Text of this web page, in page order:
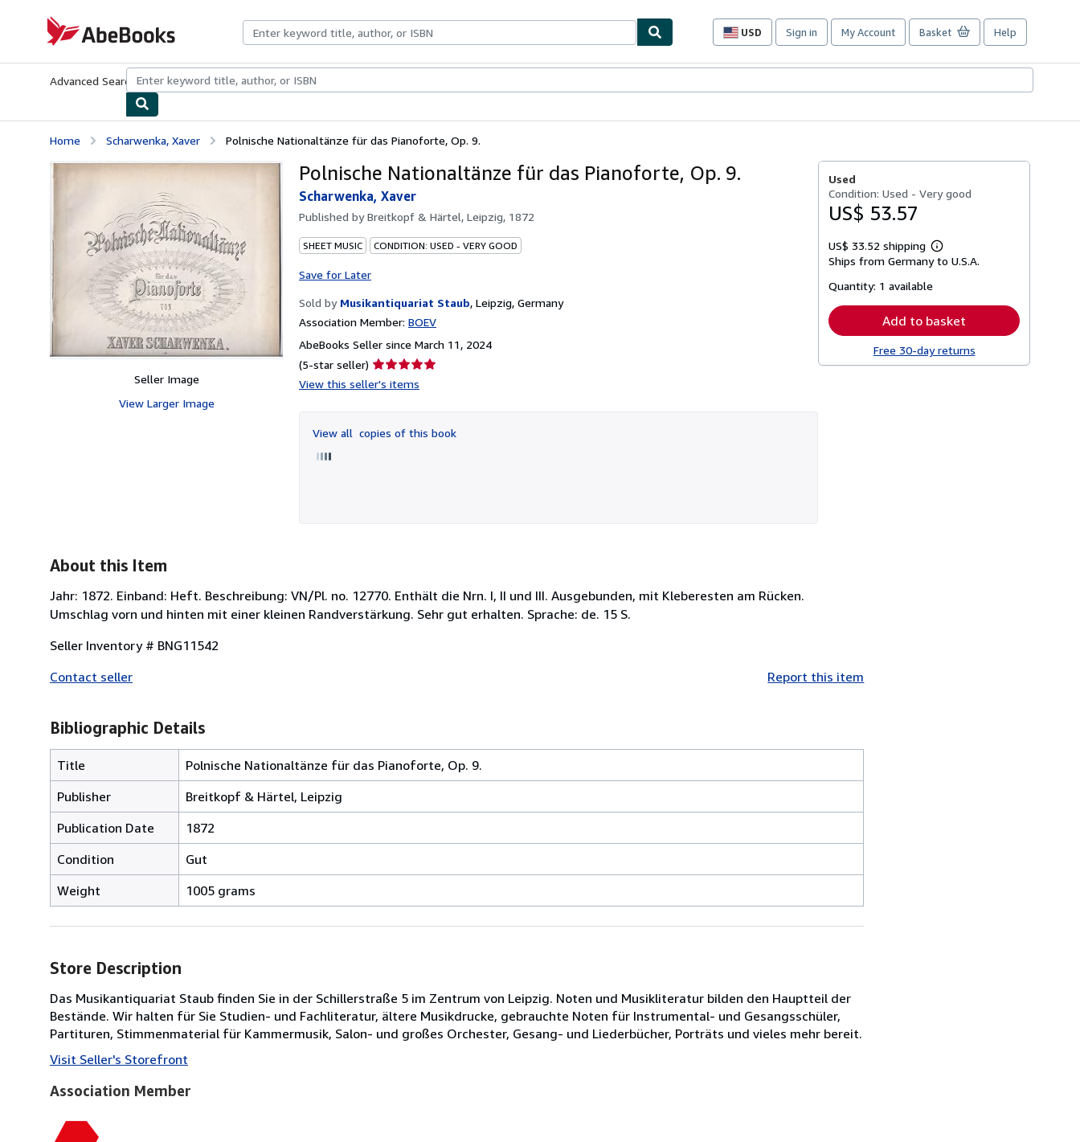
AbeBooks.com
USD
Site
preferences
Sign in My Account Basket Help
Advanced Search Browse CollectionsRare BooksArt & Collectibles
Home Scharwenka, Xaver Polnische Nationaltänze für das Pianoforte, Op. 9.
Seller Image
View Larger Image
Polnische Nationaltänze für das Pianoforte, Op. 9.
Scharwenka, Xaver
Published byBreitkopf & Härtel, Leipzig, 1872
SHEET MUSIC CONDITION: USED - VERY GOOD
Save for Later
Sold by Musikantiquariat Staub, Leipzig, Germany
Association Member: BOEV
AbeBooks Seller since March 11, 2024
(5-star seller) Seller
rating
of
5
View this seller's items
View all copies of this book
Used
Condition: Used - Very good
US$ 53.57
US$ 33.52 shipping
Learn
more
Ships from Germany to U.S.A.
Quantity: 1 available
Add to basket
Free 30-day returns
About this Item
Jahr: 1872. Einband: Heft. Beschreibung: VN/Pl. no. 12770. Enthält die Nrn. I, II und III. Ausgebunden, mit Kleberesten am Rücken.
Umschlag vorn und hinten mit einer kleinen Randverstärkung. Sehr gut erhalten. Sprache: de. 15 S.
Seller Inventory # BNG11542
Contact seller
Report this item
Bibliographic Details
Title
Polnische Nationaltänze für das Pianoforte, Op. 9.
Publisher
Breitkopf & Härtel, Leipzig
Publication Date
1872
Condition
Gut
Weight
1005 grams
Store Description
Das Musikantiquariat Staub finden Sie in der Schillerstraße 5 im Zentrum von Leipzig. Noten und Musikliteratur bilden den Hauptteil der
Bestände. Wir halten für Sie Studien- und Fachliteratur, ältere Musikdrucke, gebrauchte Noten für Instrumental- und Gesangsschüler,
Partituren, Stimmenmaterial für Kammermusik, Salon- und großes Orchester, Gesang- und Liederbücher, Porträts und vieles mehr bereit.
Visit Seller's Storefront
Association Member